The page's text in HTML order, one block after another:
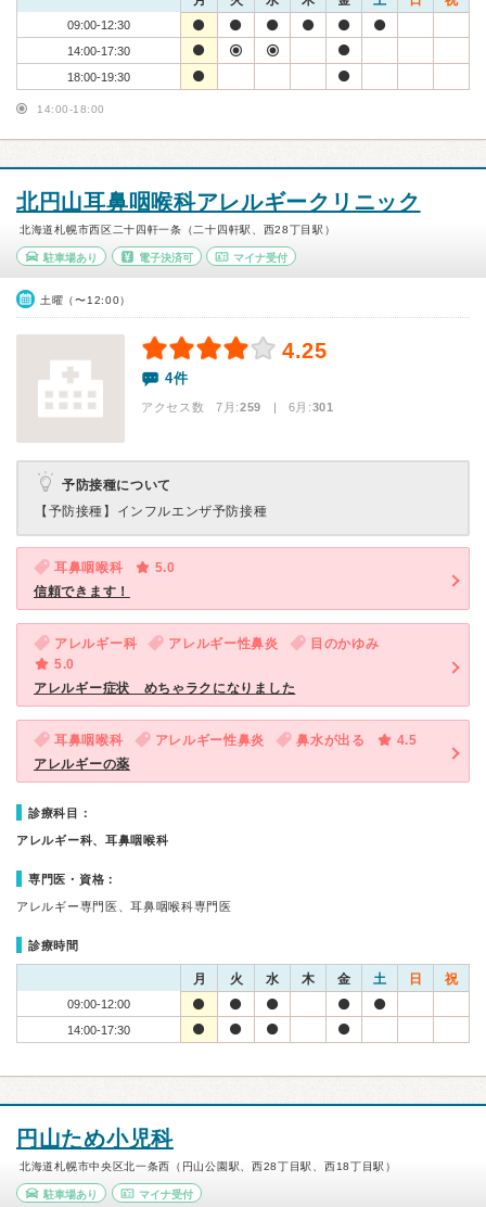
09:00-12:30
14:00-17:30
18:00-19:30
14:00-18:00
北円山耳鼻咽喉科アレルギークリニック
北海道札幌市西区二十四軒一条（二十四軒駅、西28丁目駅）
駐車場あり 電子決済可 マイナ受付
土曜（〜12:00）
4.25
4件
アクセス数 7月:259 | 6月:301
予防接種について
【予防接種】 インフルエンザ予防接種
耳鼻咽喉科
5.0
信頼できます！
アレルギー科 アレルギー性鼻炎
目のかゆみ
5.0
アレルギー症状 めちゃラクになりました
耳鼻咽喉科 アレルギー性鼻炎 鼻水が出る
4.5
アレルギーの薬
診療科目：
アレルギー科、耳鼻咽喉科
専門医・資格：
アレルギー専門医、耳鼻咽喉科専門医
診療時間
月 火 水 木 金 土 日 祝
09:00-12:00
14:00-17:30
円山ため小児科
北海道札幌市中央区北一条西（円山公園駅、西28丁目駅、西18丁目駅）
駐車場あり マイナ受付